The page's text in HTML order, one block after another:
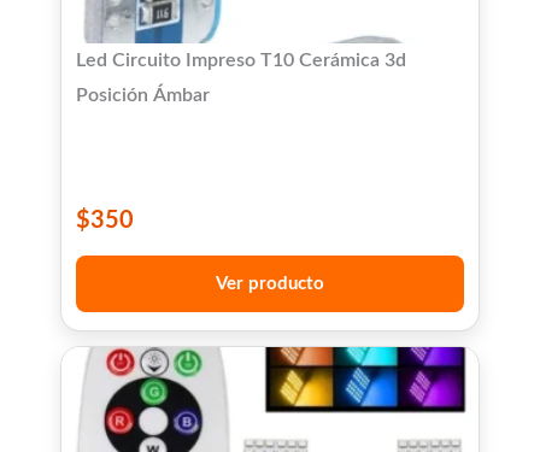
Led Circuito Impreso T10 Cerámica 3d
Posición Ámbar
$350
Ver producto